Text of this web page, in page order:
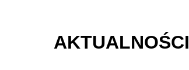
AKTUALNOŚCI